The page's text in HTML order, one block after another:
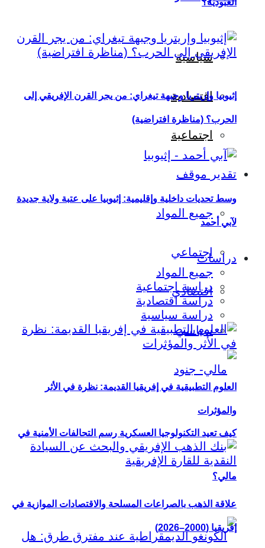
سياسية
اقتصادية
اجتماعية
تقدير موقف
جميع المواد
اجتماعي
اقتصادي
سياسي
كيف تعيد التكنولوجيا العسكرية رسم التحالفات الأمنية في
مالي؟
العبودية؟
إثيوبيا وإريتريا وجبهة تيغراي: من يجر القرن الإفريقي إلى
الحرب؟ (مناظرة افتراضية)
وسط تحديات داخلية وإقليمية: إثيوبيا على عتبة ولاية جديدة
لآبي أحمد
دراسات
جميع المواد
دراسة اجتماعية
دراسة اقتصادية
دراسة سياسية
العلوم التطبيقية في إفريقيا القديمة: نظرة في الأثر
والمؤثرات
علاقة الذهب بالصراعات المسلحة والاقتصادات الموازية في
إفريقيا (2000–2026)